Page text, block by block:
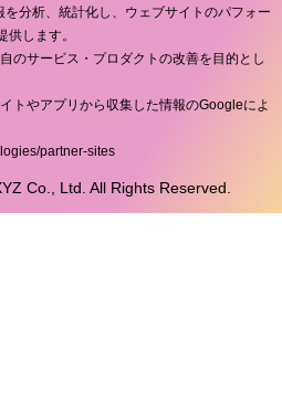
分析、統計化し、ウェブサイトのパフォー
します。
のサービス・プロダクトの改善を目的とし
トやアプリから収集した情報のGoogleによ
partner-sites
Co., Ltd. All Rights Reserved.